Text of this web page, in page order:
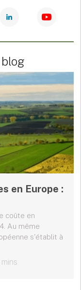
en Europe :
coûte en
Au même
s'établit à